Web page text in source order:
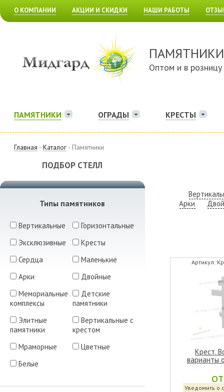
О КОМПАНИИ АКЦИИ И СКИДКИ НАШИ РАБОТЫ
ПАМЯТНИКИ
Оптом и в розницу
ПАМЯТНИКИ ОГРАДЫ КРЕСТЫ
Главная - Каталог - Памятники
ПОДБОР СТЕЛЛ
Типы памятников
Вертикальные
Горизонтальные
Эксклюзивные
Кресты
Сердца
Маленькие
Арки
Двойные
Мемориальные
комплексы
Детские
памятники
Элитные
памятники
Вертикальные с
крестом
Мраморные
Цветные
Белые
Арки
Крест.
варианты
от
Артикул:
Уведомить о